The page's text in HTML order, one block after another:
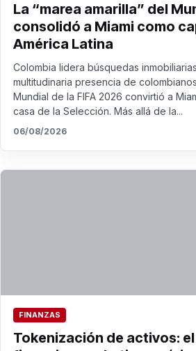
La “marea amarilla” del
consolidó a Miami como
América Latina
Colombia lidera búsquedas
multitudinaria presencia de
Mundial de la FIFA 2026 convirtió a
casa de la Selección. Más allá de la...
06/08/2026
FINANZAS
Tokenización de activos: